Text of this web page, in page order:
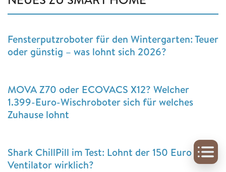
Fensterputzroboter für den Wintergarten: Teuer
oder günstig – was lohnt sich 2026?
MOVA Z70 oder ECOVACS X12? Welcher
1.399-Euro-Wischroboter sich für welches
Zuhause lohnt
Shark ChillPill im Test: Lohnt der 150 Euro
Ventilator wirklich?